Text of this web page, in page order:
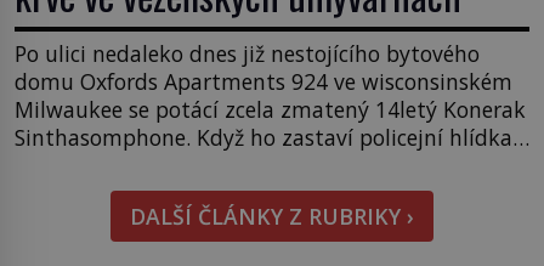
Po ulici nedaleko dnes již nestojícího bytového
domu Oxfords Apartments 924 ve wisconsinském
Milwaukee se potácí zcela zmatený 14letý Konerak
Sinthasomphone. Když ho zastaví policejní hlídka,
Strážníci ho dopraví zpět do udaného bytu. Oním
„kamarádem“ je ovšem jeden z nejslavnějších
vrahů, Jeffrey Dahmer (1960–1994). Je 27. května
DALŠÍ ČLÁNKY Z RUBRIKY ›